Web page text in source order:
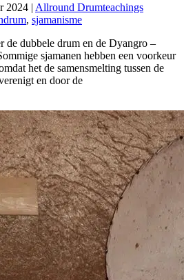
2024 | Allround Drumteachings
, sjamanisme
dubbele drum en de Dyangro –
sjamanen hebben een voorkeur
het de samensmelting tussen de
en door de